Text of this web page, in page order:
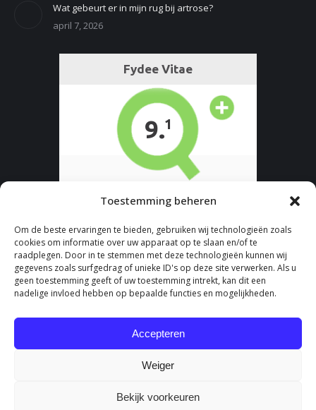
Toestemming beheren
Om de beste ervaringen te bieden, gebruiken wij technologieën zoals
cookies om informatie over uw apparaat op te slaan en/of te
raadplegen. Door in te stemmen met deze technologieën kunnen wij
gegevens zoals surfgedrag of unieke ID's op deze site verwerken. Als u
geen toestemming geeft of uw toestemming intrekt, kan dit een
nadelige invloed hebben op bepaalde functies en mogelijkheden.
Accepteren
Weiger
Bekijk voorkeuren
Wat gebeurt er in mijn rug bij artrose?
april 7, 2026